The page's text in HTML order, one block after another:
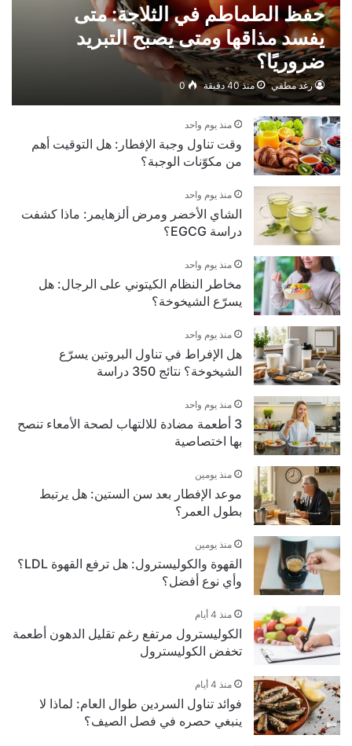
حفظ الطماطم في الثلاجة: متى
يفسد مذاقها ومتى يصبح التبريد
ضروريًا؟
رغد مطفي منذ 40 دقيقة 0
منذ يوم واحد
وقت تناول وجبة الإفطار: هل التوقيت أهم
من مكوّنات الوجبة؟
منذ يوم واحد
الشاي الأخضر ومرض ألزهايمر: ماذا كشفت
دراسة EGCG؟
منذ يوم واحد
مخاطر النظام الكيتوني على الرجال: هل
يسرّع الشيخوخة؟
منذ يوم واحد
هل الإفراط في تناول البروتين يسرّع
الشيخوخة؟ نتائج 350 دراسة
منذ يوم واحد
3 أطعمة مضادة للالتهاب لصحة الأمعاء تنصح
بها اختصاصية
منذ يومين
موعد الإفطار بعد سن الستين: هل يرتبط
بطول العمر؟
منذ يومين
القهوة والكوليسترول: هل ترفع القهوة LDL؟
وأي نوع أفضل؟
منذ 4 أيام
الكوليسترول مرتفع رغم تقليل الدهون أطعمة
تخفض الكوليسترول
منذ 4 أيام
فوائد تناول السردين طوال العام: لماذا لا
ينبغي حصره في فصل الصيف؟